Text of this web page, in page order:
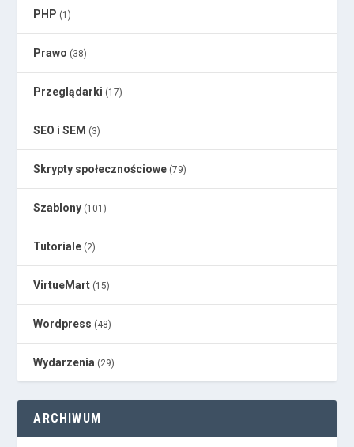
PHP (1)
Prawo (38)
Przeglądarki (17)
SEO i SEM (3)
Skrypty społecznościowe (79)
Szablony (101)
Tutoriale (2)
VirtueMart (15)
Wordpress (48)
Wydarzenia (29)
ARCHIWUM